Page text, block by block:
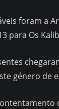
foram a
para Os
género de